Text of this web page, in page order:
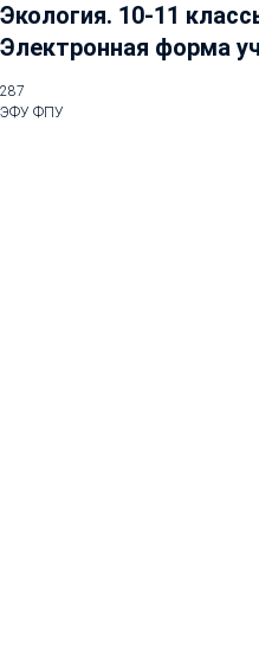
Экология. 10-11
Электронная форма
287
ЭФУ ФПУ